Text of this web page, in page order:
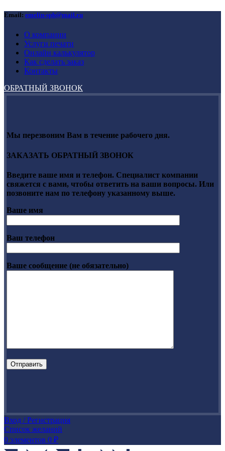
Email: emelin-spb@mail.ru
О компании
Услуги печати
Онлайн калькулятор
Как сделать заказ
Контакты
ОБРАТНЫЙ ЗВОНОК
Мы перезвоним Вам в течение рабочего дня.
ЗАКАЗАТЬ ОБРАТНЫЙ ЗВОНОК
Введите ваше имя и телефон. Специалист компании
свяжется с вами, чтобы ответить на ваши вопросы. Или
позвоните нам по телефону указанному выше.
Ваше имя
Ваш телефон
Ваше сообщение (не обязательно)
Вход / Регистрация
Список желаний
0 элементов 0 ₽